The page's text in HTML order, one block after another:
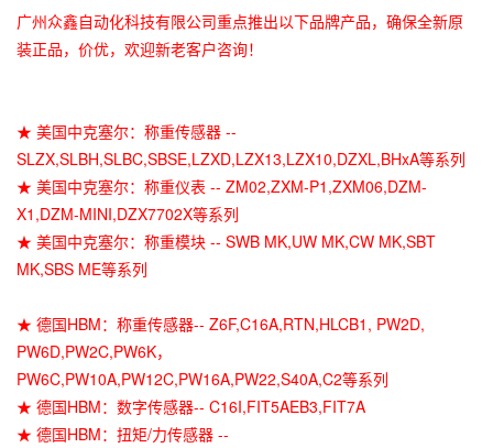
广州众鑫自动化科技有限公司重点推出以下品牌产品，确保全新原
装正品，价优，欢迎新老客户咨询！
★ 美国中克塞尔：称重传感器 --
SLZX,SLBH,SLBC,SBSE,LZXD,LZX13,LZX10,DZXL,BHxA等系列
★ 美国中克塞尔：称重仪表 -- ZM02,ZXM-P1,ZXM06,DZM-
X1,DZM-MINI,DZX7702X等系列
★ 美国中克塞尔：称重模块 -- SWB MK,UW MK,CW MK,SBT
MK,SBS ME等系列
★ 德国HBM：称重传感器-- Z6F,C16A,RTN,HLCB1, PW2D,
PW6D,PW2C,PW6K，
PW6C,PW10A,PW12C,PW16A,PW22,S40A,C2等系列
★ 德国HBM：数字传感器-- C16I,FIT5AEB3,FIT7A
★ 德国HBM：扭矩/力传感器 --